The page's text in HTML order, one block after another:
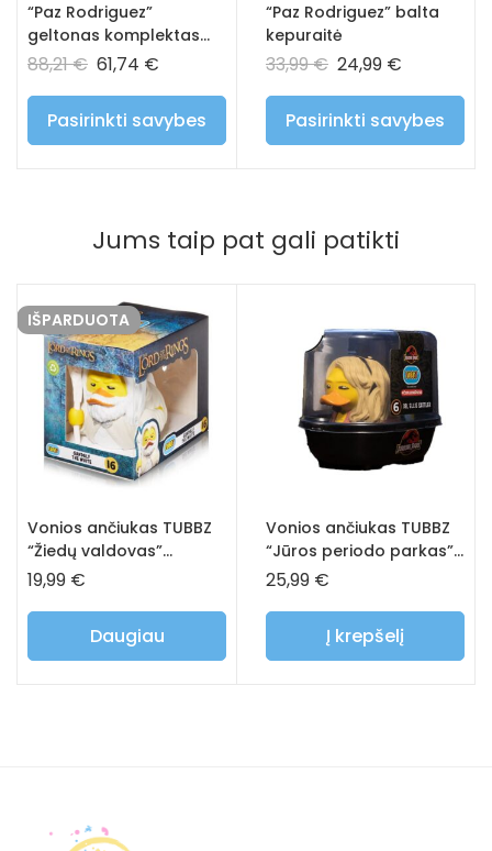
“Paz Rodriguez”
geltonas komplektas
CIGUENA
88,21€ 61,74 €
Pasirinkti savybes
“Paz Rodriguez” balta
kepuraitė
33,99€ 24,99 €
Pasirinkti savybes
Jums taip pat gali patikti
IŠPARDUOTA
Vonios ančiukas TUBBZ
“Žiedų valdovas”
Gendalfas baltasis
19,99 €
Daugiau
Vonios ančiukas TUBBZ
“Jūros periodo parkas”
Elli
25,99 €
Į krepšelį